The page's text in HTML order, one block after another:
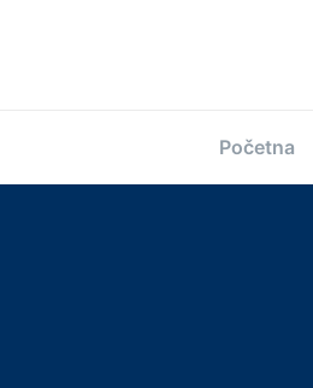
Početna